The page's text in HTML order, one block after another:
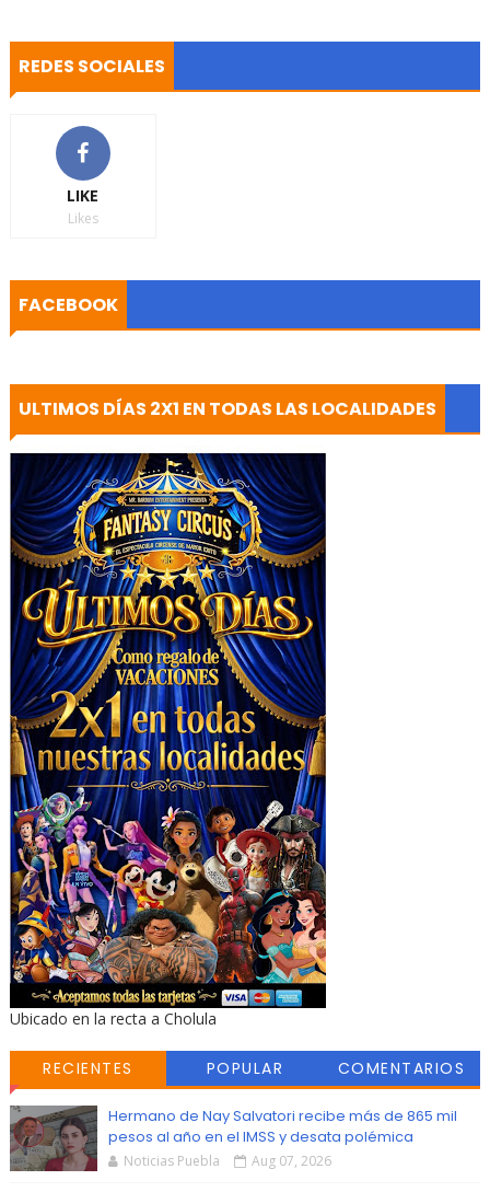
REDES SOCIALES
LIKE
Likes
FACEBOOK
ULTIMOS DÍAS 2X1 EN TODAS LAS LOCALIDADES
Ubicado en la recta a Cholula
RECIENTES POPULAR COMENTARIOS
Hermano de Nay Salvatori recibe más de 865 mil
pesos al año en el IMSS y desata polémica
Noticias Puebla Aug 07, 2026